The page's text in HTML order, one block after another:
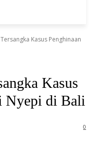
Kasus Penghinaan
Kasus
Nyepi di Bali
0